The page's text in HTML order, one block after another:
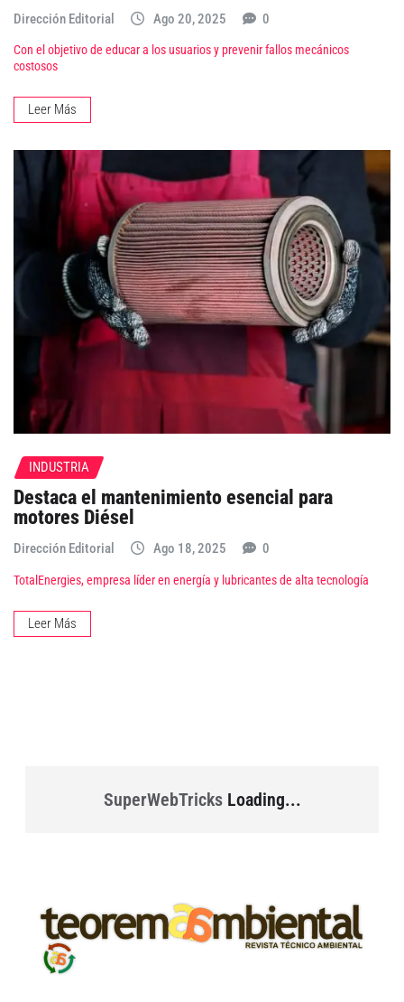
Dirección Editorial Ago 20, 2025 0
Con el objetivo de educar a los usuarios y prevenir fallos mecánicos
costosos
Leer Más
INDUSTRIA
Destaca el mantenimiento esencial para
motores Diésel
Dirección Editorial Ago 18, 2025 0
TotalEnergies, empresa líder en energía y lubricantes de alta tecnología
Leer Más
SuperWebTricksLoading...